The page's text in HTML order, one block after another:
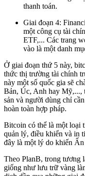
thanh toán.
Giai đoạn 4:
một công cụ tài
ETF,... Các trang
vào là một danh
Ở giai đoạn thứ 5 này,
thức thị trường tài chính
này một số quốc gia sẽ
Bản, Úc, Anh hay Mỹ,...,
sản và người dùng chỉ
hoàn toàn hợp pháp.
Bitcoin có thể là một loại
quản lý, điều khiển và in
đây là một lý do khiến
Theo PlanB, trong tương
giống như lưu trữ vàng